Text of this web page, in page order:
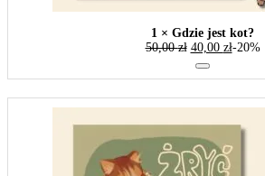
1 × Gdzie jest kot?
50,00zł 40,00 zł-20%